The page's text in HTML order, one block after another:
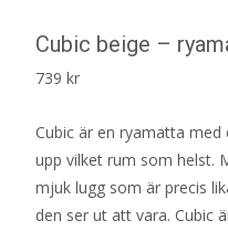
Cubic beige –
739 kr
Cubic är en ryamatta
upp vilket rum som helst.
mjuk lugg som är precis
den ser ut att vara. Cubic